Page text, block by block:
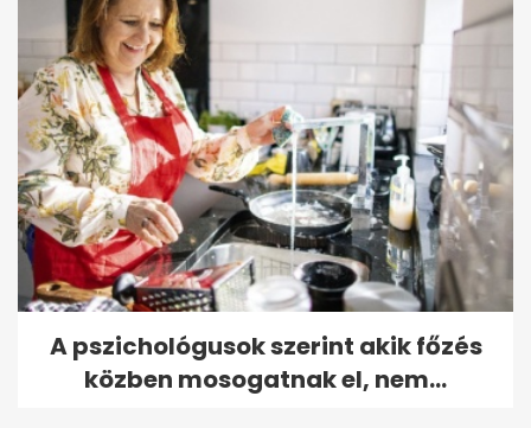
A pszichológusok szerint akik főzés
közben mosogatnak el, nem...